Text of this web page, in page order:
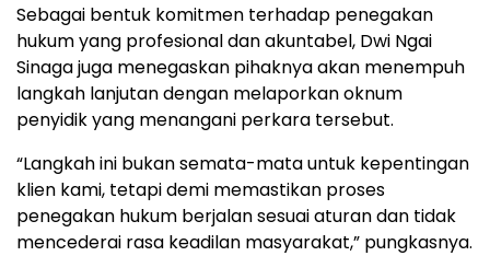
Sebagai bentuk komitmen terhadap penegakan
hukum yang profesional dan akuntabel, Dwi Ngai
Sinaga juga menegaskan pihaknya akan menempuh
langkah lanjutan dengan melaporkan oknum
penyidik yang menangani perkara tersebut.
“Langkah ini bukan semata-mata untuk kepentingan
klien kami, tetapi demi memastikan proses
penegakan hukum berjalan sesuai aturan dan tidak
mencederai rasa keadilan masyarakat,” pungkasnya.